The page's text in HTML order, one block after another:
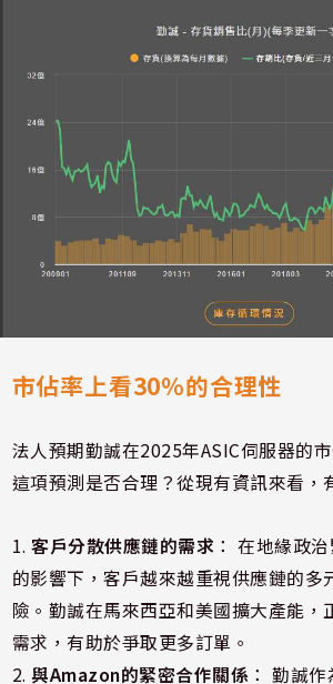
市佔率上看30%的合理性
法人預期勤誠在2025年ASIC伺服器的
這項預測是否合理？從現有資訊來看，
1.客戶分散供應鏈的需求 ： 在地緣政
的影響下，客戶越來越重視供應鏈的多
險。勤誠在馬來西亞和美國擴大產能，
需求，有助於爭取更多訂單。
2.與Amazon的緊密合作關係 ： 勤誠